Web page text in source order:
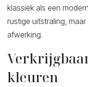
klassiek als een
rustige uitstraling,
afwerking.
kleuren